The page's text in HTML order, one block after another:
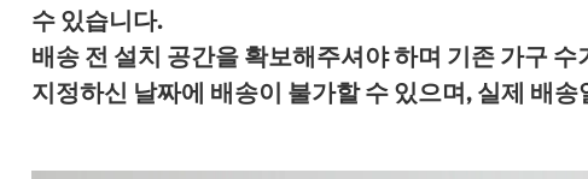
수 있습니다.
배송 전 설치 공간을 확보해주셔야 하며 기존 가구
지정하신 날짜에 배송이 불가할 수 있으며, 실제 배